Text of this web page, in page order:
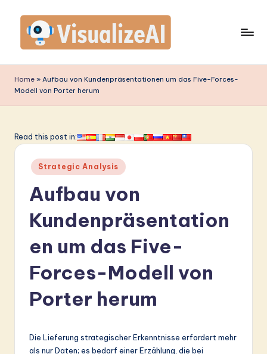
content
is
u
li
A
m
Home » Aufbau von Kundenpräsentationen um das Five-Forces-
Modell von Porter herum
Read this post in:
Posted
in
Strategic Analysis
Aufbau von
Kundenpräsentation
en um das Five-
Forces-Modell von
Porter herum
Die Lieferung strategischer Erkenntnisse erfordert mehr
als nur Daten; es bedarf einer Erzählung, die bei